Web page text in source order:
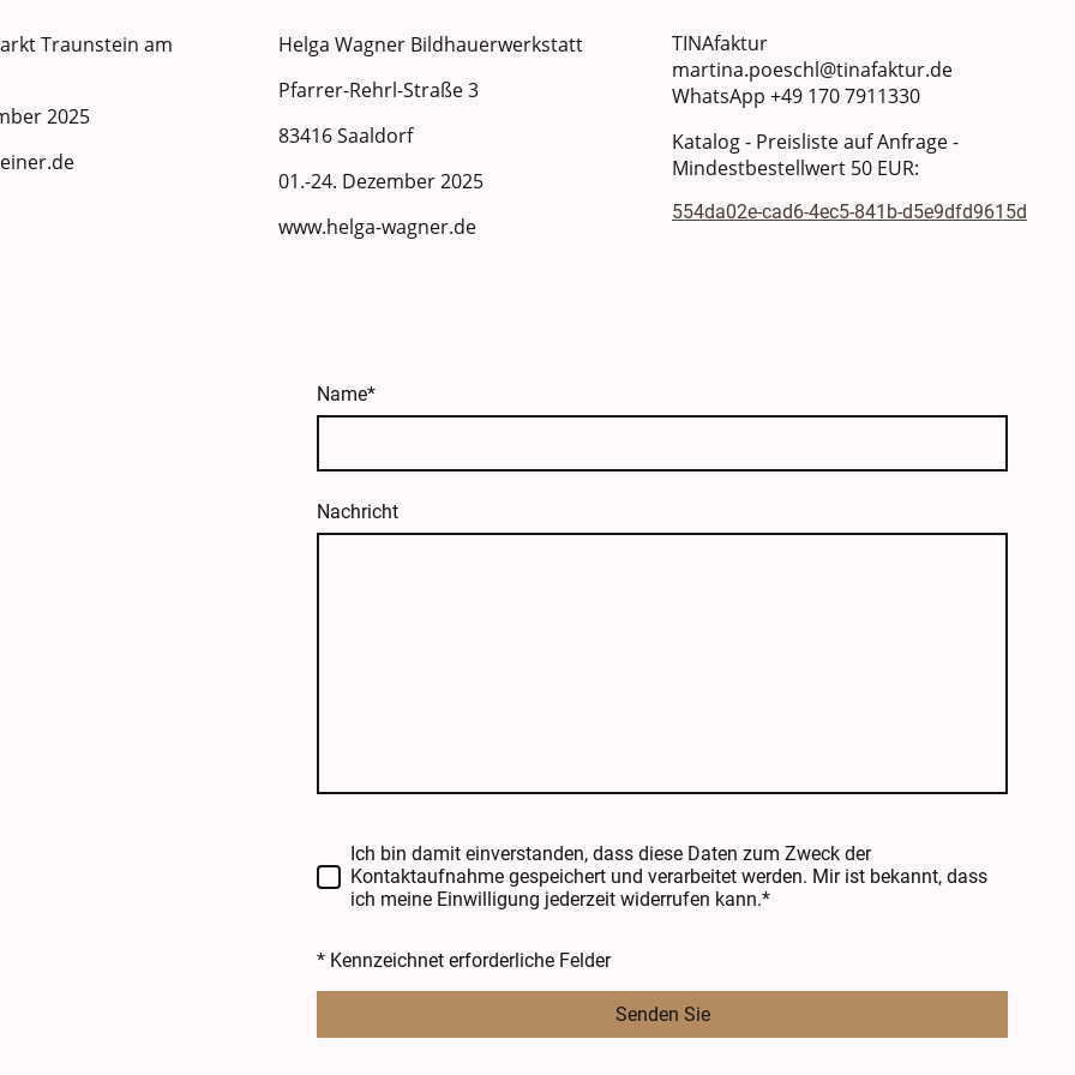
Traunstein am
2025
Helga Wagner Bildhauerwerkstatt
Pfarrer-Rehrl-Straße 3
83416 Saaldorf
01.-24. Dezember 2025
www.helga-wagner.de
TINAfaktur
martina.poeschl@tinafaktur.de
WhatsApp +49 170 7911330
Katalog - Preisliste auf Anfrage -
Mindestbestellwert 50 EUR:
554da02e-cad6-4ec5-841b-d5e9dfd9615d
Name*
Nachricht
Ich bin damit einverstanden, dass diese Daten zum Zweck der
Kontaktaufnahme gespeichert und verarbeitet werden. Mir ist bekannt, dass
ich meine Einwilligung jederzeit widerrufen kann.*
* Kennzeichnet erforderliche Felder
Senden Sie